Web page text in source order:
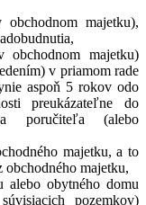
obchodnom majetku),
obchodnom majetku)
v priamom rade
aspoň 5 rokov odo
preukázateľne do
poručiteľa (alebo
majetku, a to
majetku,
alebo obytného domu
pozemkov)